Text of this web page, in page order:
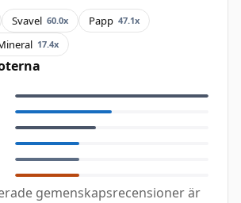
Svavel 60.0x Papp 47.1x
17.4x
gemenskapsrecensioner är